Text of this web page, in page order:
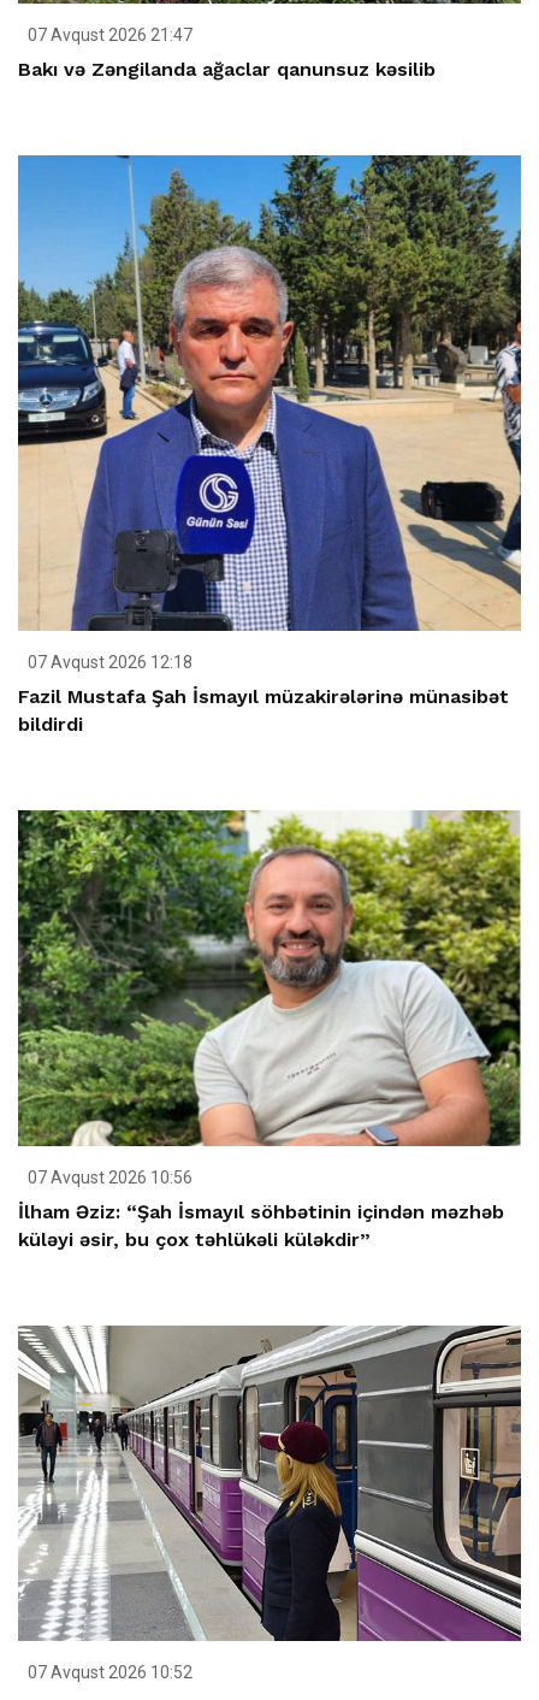
07 Avqust 2026 21:47
Bakı və Zəngilanda ağaclar qanunsuz kəsilib
07 Avqust 2026 12:18
Fazil Mustafa Şah İsmayıl müzakirələrinə münasibət
bildirdi
07 Avqust 2026 10:56
İlham Əziz: “Şah İsmayıl söhbətinin içindən məzhəb
küləyi əsir, bu çox təhlükəli küləkdir”
07 Avqust 2026 10:52